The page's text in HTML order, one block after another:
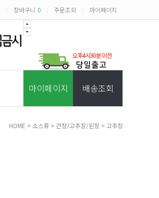
장바구니 0 주문조회 마이페이지
마이페이지 배송조회
HOME > 소스류 > 간장/고추장/된장 > 고추장